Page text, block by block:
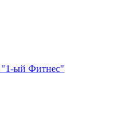
"1-ый Фитнес"